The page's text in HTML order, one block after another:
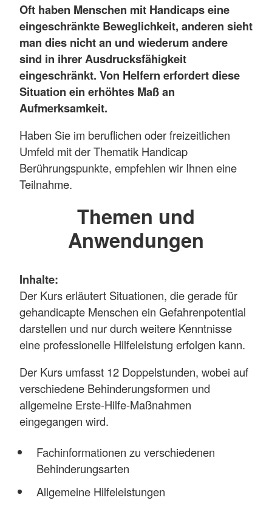
Oft haben Menschen mit Handicaps eine
eingeschränkte Beweglichkeit, anderen sieht
man dies nicht an und wiederum andere
sind in ihrer Ausdrucksfähigkeit
eingeschränkt. Von Helfern erfordert diese
Situation ein erhöhtes Maß an
Aufmerksamkeit.
Haben Sie im beruflichen oder freizeitlichen
Umfeld mit der Thematik Handicap
Berührungspunkte, empfehlen wir Ihnen eine
Teilnahme.
Themen und
Anwendungen
Inhalte:
Der Kurs erläutert Situationen, die gerade für
gehandicapte Menschen ein Gefahrenpotential
darstellen und nur durch weitere Kenntnisse
eine professionelle Hilfeleistung erfolgen kann.
Der Kurs umfasst 12 Doppelstunden, wobei auf
verschiedene Behinderungsformen und
allgemeine Erste-Hilfe-Maßnahmen
eingegangen wird.
Fachinformationen zu verschiedenen
Behinderungsarten
Allgemeine Hilfeleistungen